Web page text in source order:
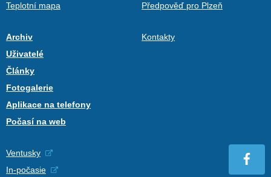
Teplotní mapa
Předpověď pro Plzeň
Archiv
Uživatelé
Články
Fotogalerie
Aplikace na telefony
Počasí na web
Kontakty
Ventusky
In-počasie